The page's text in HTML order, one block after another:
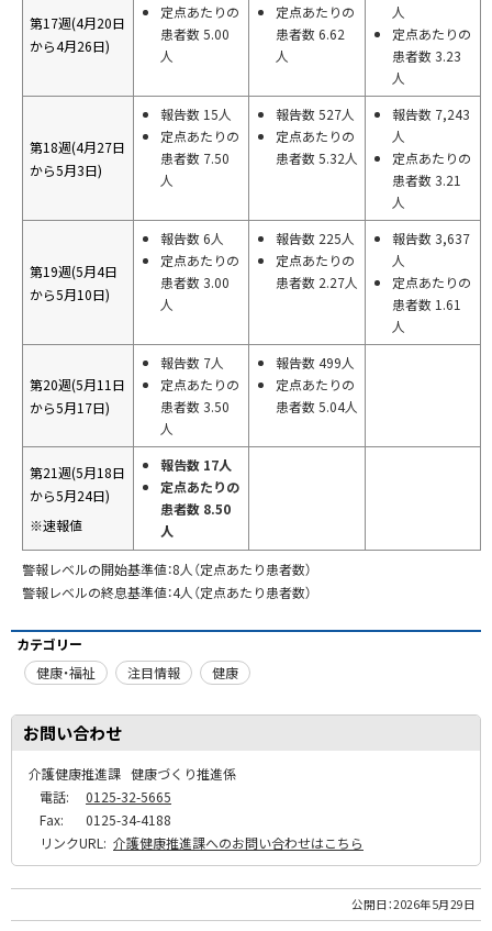
第17週(4月20日
から4月26日)
定点あたりの
患者数 5.00
人
定点あたりの
患者数 6.62
人
人
定点あたりの
患者数 3.23
人
第18週(4月27日
から5月3日)
報告数 15人
定点あたりの
患者数 7.50
人
報告数 527人
定点あたりの
患者数 5.32人
報告数 7,243
人
定点あたりの
患者数 3.21
人
第19週(5月4日
から5月10日)
報告数 6人
定点あたりの
患者数 3.00
人
報告数 225人
定点あたりの
患者数 2.27人
報告数 3,637
人
定点あたりの
患者数 1.61
人
第20週(5月11日
から5月17日)
報告数 7人
定点あたりの
患者数 3.50
人
報告数 499人
定点あたりの
患者数 5.04人
第21週(5月18日
から5月24日)
※速報値
報告数 17人
定点あたりの
患者数 8.50
人
警報レベルの開始基準値：8人（定点あたり患者数）
警報レベルの終息基準値：4人（定点あたり患者数）
カテゴリー
健康・福祉
注目情報 健康
お問い合わせ
介護健康推進課 健康づくり推進係
電話:
0125-32-5665
Fax:
0125-34-4188
リンクURL: 介護健康推進課へのお問い合わせはこちら
公開日：2026年5月29日